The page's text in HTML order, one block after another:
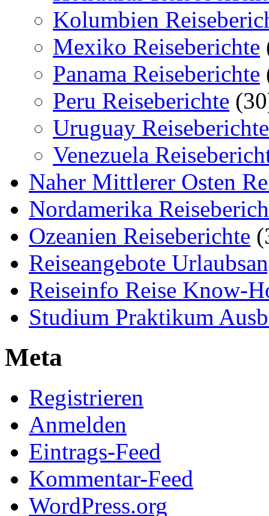
Kolumbien
Mexiko Reiseberichte
Panama Reiseberichte
Peru Reiseberichte
Uruguay Reiseberichte
Venezuela
Naher Mittlerer Osten
Nordamerika
Ozeanien Reiseberichte
Reiseangebote
Reiseinfo Reise Know-
Studium Praktikum
Meta
Registrieren
Anmelden
Eintrags-Feed
Kommentar-Feed
WordPress.org